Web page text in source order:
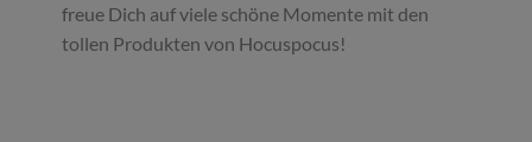
freue Dich auf viele schöne Momente mit den
tollen Produkten von Hocuspocus!